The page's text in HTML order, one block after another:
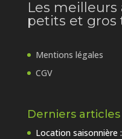
Les
petits et gros
Mentions légales
CGV
Derniers articles
Location